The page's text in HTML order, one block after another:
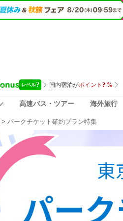
高速バス・ツアー 海外旅行
> パークチケット確約プラン特集